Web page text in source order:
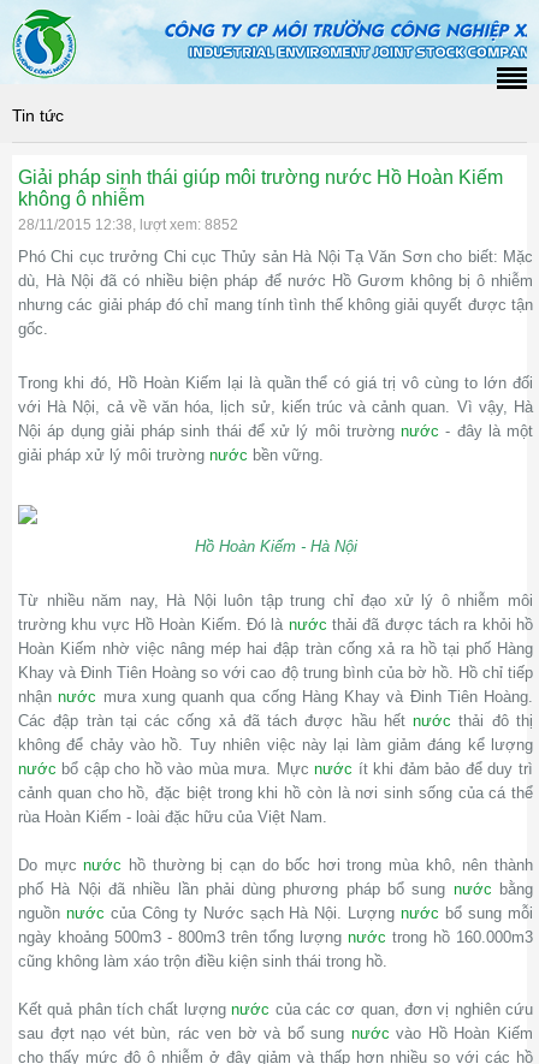
Tin tức
Giải pháp sinh thái giúp môi trường nước Hồ Hoàn Kiếm
không ô nhiễm
28/11/2015 12:38, lượt xem: 8852
Phó Chi cục trưởng Chi cục Thủy sản Hà Nội Tạ Văn Sơn cho biết: Mặc
dù, Hà Nội đã có nhiều biện pháp để nước Hồ Gươm không bị ô nhiễm
nhưng các giải pháp đó chỉ mang tính tình thế không giải quyết được tận
gốc.
Trong khi đó, Hồ Hoàn Kiếm lại là quần thể có giá trị vô cùng to lớn đối
với Hà Nội, cả về văn hóa, lịch sử, kiến trúc và cảnh quan. Vì vậy, Hà
Nội áp dụng giải pháp sinh thái để xử lý môi trườngnước- đây là một
giải pháp xử lý môi trường nước bền vững.
Hồ Hoàn Kiếm - Hà Nội
Từ nhiều năm nay, Hà Nội luôn tập trung chỉ đạo xử lý ô nhiễm môi
trường khu vực Hồ Hoàn Kiếm. Đó là nướcthải đã được tách ra khỏi hồ
Hoàn Kiếm nhờ việc nâng mép hai đập tràn cống xả ra hồ tại phố Hàng
Khay và Đinh Tiên Hoàng so với cao độ trung bình của bờ hồ. Hồ chỉ tiếp
nhận nước mưa xung quanh qua cống Hàng Khay và Đinh Tiên Hoàng.
Các đập tràn tại các cống xả đã tách được hầu hếtnướcthải đô thị
không để chảy vào hồ. Tuy nhiên việc này lại làm giảm đáng kể lượng
nước bổ cập cho hồ vào mùa mưa. Mực nước ít khi đảm bảo để duy trì
cảnh quan cho hồ, đặc biệt trong khi hồ còn là nơi sinh sống của cá thể
rùa Hoàn Kiếm - loài đặc hữu của Việt Nam.
Do mực nước hồ thường bị cạn do bốc hơi trong mùa khô, nên thành
phố Hà Nội đã nhiều lần phải dùng phương pháp bổ sung nước bằng
nguồn nước của Công ty Nước sạch Hà Nội. Lượng nước bổ sung mỗi
ngày khoảng 500m3 - 800m3 trên tổng lượng nước trong hồ 160.000m3
cũng không làm xáo trộn điều kiện sinh thái trong hồ.
Kết quả phân tích chất lượngnước của các cơ quan, đơn vị nghiên cứu
sau đợt nạo vét bùn, rác ven bờ và bổ sung nướcvào Hồ Hoàn Kiếm
cho thấy mức độ ô nhiễm ở đây giảm và thấp hơn nhiều so với các hồ